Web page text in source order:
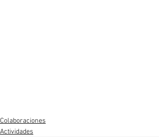
Colaboraciones
Actividades